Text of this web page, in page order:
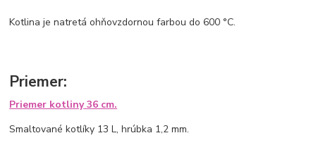
Kotlina je natretá ohňovzdornou farbou do 600 °C.
Priemer:
Priemer kotliny 36 cm.
Smaltované kotlíky 13 L, hrúbka 1,2 mm.